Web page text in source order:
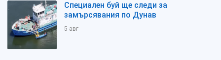
Специален буй ще следи за
замърсявания по Дунав
5 авг